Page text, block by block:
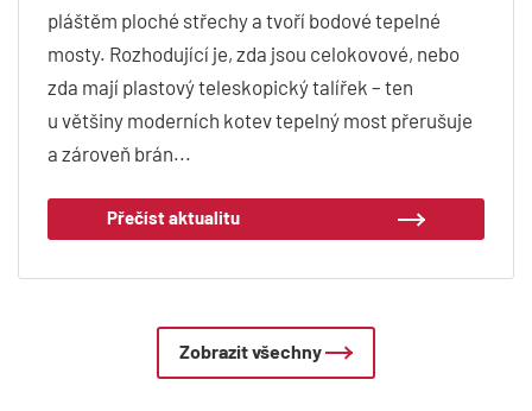
pláštěm ploché střechy a tvoří bodové tepelné
mosty. Rozhodující je, zda jsou celokovové, nebo
zda mají plastový teleskopický talířek – ten
u většiny moderních kotev tepelný most přerušuje
a zároveň brán...
Přečíst aktualitu
Zobrazit všechny